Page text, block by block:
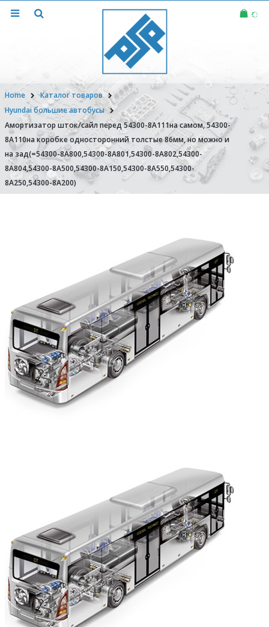
Home
Каталог товаров
Hyundai большие автобусы
Амортизатор шток/сайл перед 54300-8A111на самом, 54300-
8A110на коробке односторонний толстые 86мм, но можно и
на зад(=54300-8A800,54300-8A801,54300-8A802,54300-
8A804,54300-8A500,54300-8A150,54300-8A550,54300-
8A250,54300-8A200)